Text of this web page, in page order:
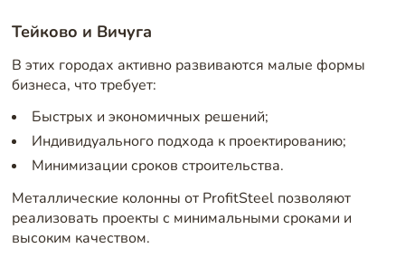
Тейково и Вичуга
В этих городах активно развиваются малые формы
бизнеса, что требует:
Быстрых и экономичных решений;
Индивидуального подхода к проектированию;
Минимизации сроков строительства.
Металлические колонны от ProfitSteel позволяют
реализовать проекты с минимальными сроками и
высоким качеством.